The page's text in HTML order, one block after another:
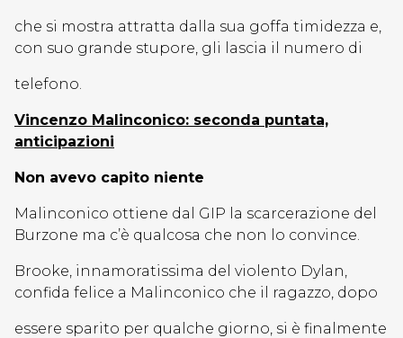
che si mostra attratta dalla sua goffa timidezza e,
con suo grande stupore, gli lascia il numero di
telefono.
Vincenzo Malinconico: seconda puntata,
anticipazioni
Non avevo capito niente
Malinconico ottiene dal GIP la scarcerazione del
Burzone ma c’è qualcosa che non lo convince.
Brooke, innamoratissima del violento Dylan,
confida felice a Malinconico che il ragazzo, dopo
essere sparito per qualche giorno, si è finalmente